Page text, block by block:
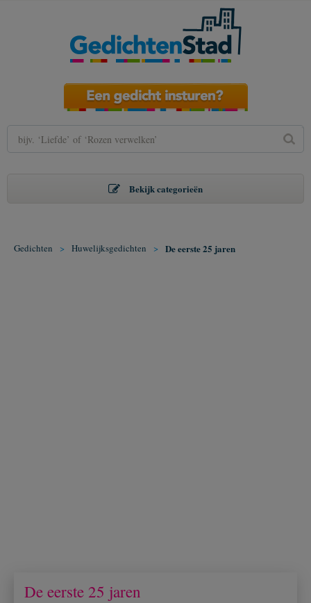
Bekijk categorieën
Gedichten > Huwelijksgedichten > De eerste 25 jaren
De eerste 25 jaren